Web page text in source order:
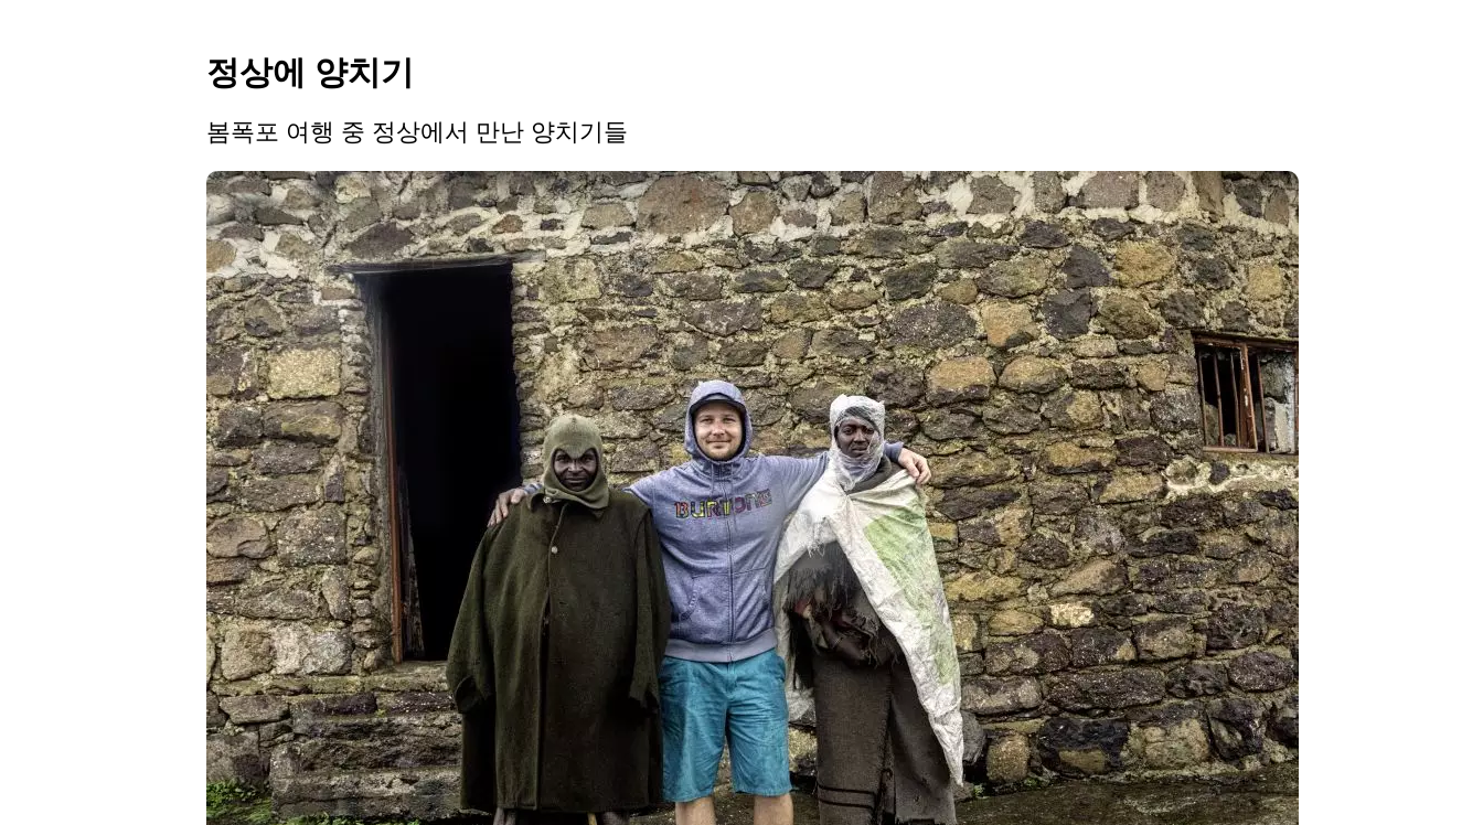
정상에 양치기
봄폭포 여행 중 정상에서 만난 양치기들